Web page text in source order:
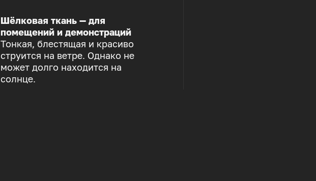
Шёлковая ткань — для
помещений и демонстраций
Тонкая, блестящая и красиво
струится на ветре. Однако не
может долго находится на
солнце.